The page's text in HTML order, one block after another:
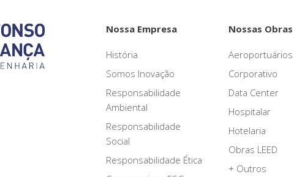
Nossa Empresa
História
Somos Inovação
Responsabilidade
Ambiental
Responsabilidade
Social
Responsabilidade Ética
Nossas Obras
Aeroportuários
Corporativo
Data Center
Hospitalar
Hotelaria
Obras LEED
+ Outros